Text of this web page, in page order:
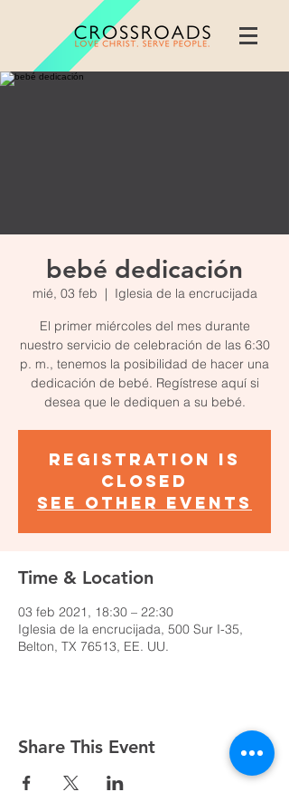
bebé dedicación
mié, 03 feb
  |
Iglesia de la encrucijada
El primer miércoles del mes durante
nuestro servicio de celebración de las 6:30
p. m., tenemos la posibilidad de hacer una
dedicación de bebé. Regístrese aquí si
desea que le dediquen a su bebé.
Registration is
Closed
See other events
Time & Location
03 feb 2021, 18:30 – 22:30
Iglesia de la encrucijada, 500 Sur I-35,
Belton, TX 76513, EE. UU.
Share This Event